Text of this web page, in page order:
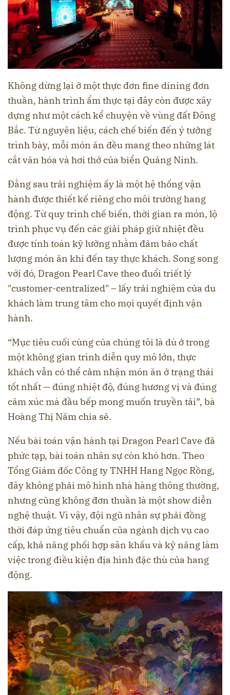
Không dừng lại ở một thực đơn fine dining đơn
thuần, hành trình ẩm thực tại đây còn được xây
dựng như một cách kể chuyện về vùng đất Đông
Bắc. Từ nguyên liệu, cách chế biến đến ý tưởng
trình bày, mỗi món ăn đều mang theo những lát
cắt văn hóa và hơi thở của biển Quảng Ninh.
Đằng sau trải nghiệm ấy là một hệ thống vận
hành được thiết kế riêng cho môi trường hang
động. Từ quy trình chế biến, thời gian ra món, lộ
trình phục vụ đến các giải pháp giữ nhiệt đều
được tính toán kỹ lưỡng nhằm đảm bảo chất
lượng món ăn khi đến tay thực khách. Song song
với đó, Dragon Pearl Cave theo đuổi triết lý
"customer-centralized" – lấy trải nghiệm của du
khách làm trung tâm cho mọi quyết định vận
hành.
“Mục tiêu cuối cùng của chúng tôi là dù ở trong
một không gian trình diễn quy mô lớn, thực
khách vẫn có thể cảm nhận món ăn ở trạng thái
tốt nhất — đúng nhiệt độ, đúng hương vị và đúng
cảm xúc mà đầu bếp mong muốn truyền tải”, bà
Hoàng Thị Năm chia sẻ.
Nếu bài toán vận hành tại Dragon Pearl Cave đã
phức tạp, bài toán nhân sự còn khó hơn. Theo
Tổng Giám đốc Công ty TNHH Hang Ngọc Rồng,
đây không phải mô hình nhà hàng thông thường,
nhưng cũng không đơn thuần là một show diễn
nghệ thuật. Vì vậy, đội ngũ nhân sự phải đồng
thời đáp ứng tiêu chuẩn của ngành dịch vụ cao
cấp, khả năng phối hợp sân khấu và kỹ năng làm
việc trong điều kiện địa hình đặc thù của hang
động.